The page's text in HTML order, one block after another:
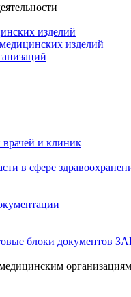
изделий
изделий
врачей и клиник
в сфере
блоки документов